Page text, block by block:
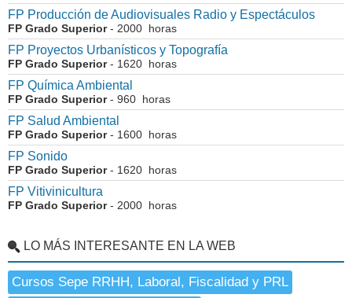
FP Producción de Audiovisuales Radio y Espectáculos
FP Grado Superior- 2000 horas
FP Proyectos Urbanísticos y Topografía
FP Grado Superior- 1620 horas
FP Química Ambiental
FP Grado Superior- 960 horas
FP Salud Ambiental
FP Grado Superior- 1600 horas
FP Sonido
FP Grado Superior- 1620 horas
FP Vitivinicultura
FP Grado Superior- 2000 horas
LO MÁS INTERESANTE EN LA WEB
Cursos Sepe RRHH, Laboral, Fiscalidad y PRL